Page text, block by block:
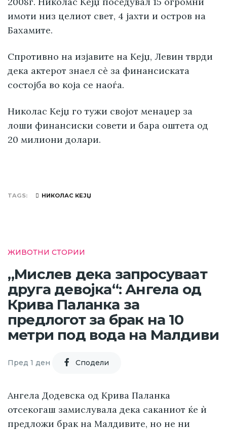
имоти низ целиот свет, 4 јахти и остров на
Бахамите.
Спротивно на изјавите на Кејџ, Левин тврди
дека актерот знаел сè за финансиската
состојба во која се наоѓа.
Николас Кејџ го тужи својот менаџер за
лоши финансиски совети и бара оштета од
20 милиони долари.
TAGS НИКОЛАС КЕЈЏ
ЖИВОТНИ СТОРИИ
„Мислев дека запросуваат
друга девојка“: Ангела од
Крива Паланка за
предлогот за брак на 10
метри под вода на Малдиви
Пред 1 ден Cподели
Ангела Додевска од Крива Паланка
отсекогаш замислувала дека саканиот ќе ѝ
предложи брак на Малдивите, но не ни